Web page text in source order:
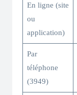
En ligne (site
ou
application)
Par
téléphone
(3949)